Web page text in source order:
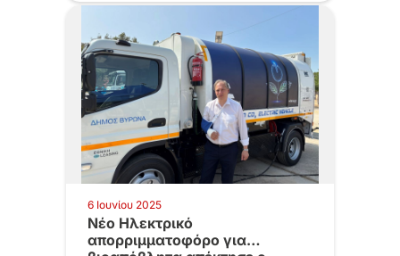
6 Ιουνίου 2025
Νέο Ηλεκτρικό
απορριμματοφόρο για